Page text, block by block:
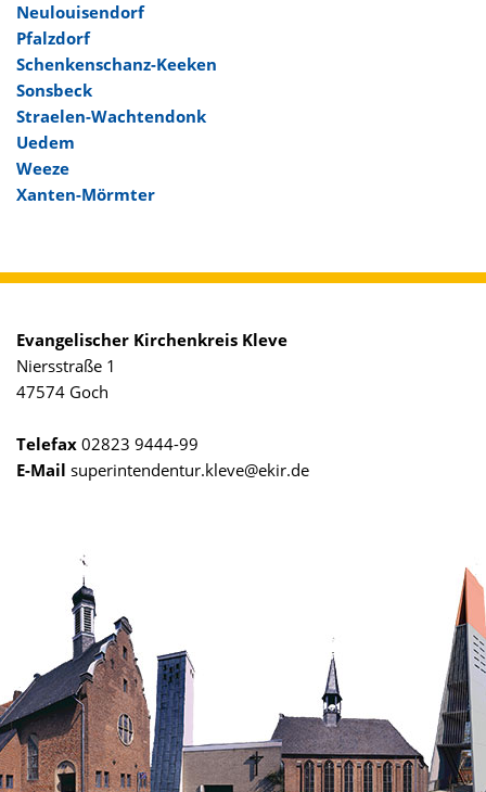
Neulouisendorf
Pfalzdorf
Schenkenschanz-Keeken
Sonsbeck
Straelen-Wachtendonk
Uedem
Weeze
Xanten-Mörmter
Evangelischer Kirchenkreis Kleve
Niersstraße 1
47574 Goch
Telefax 02823 9444-99
E-Mail superintendentur.kleve@ekir.de